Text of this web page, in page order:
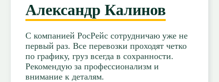
Александр Калинов
С компанией РосРейс сотрудничаю уже не
первый раз. Все перевозки проходят четко
по графику, груз всегда в сохранности.
Рекомендую за профессионализм и
внимание к деталям.